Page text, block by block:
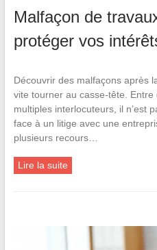
Malfaçon de
protéger vos
Découvrir des malfaçons après
vite tourner au casse-tête.
multiples interlocuteurs, il n’est
face à un litige avec une
plusieurs recours…
Lire la suite